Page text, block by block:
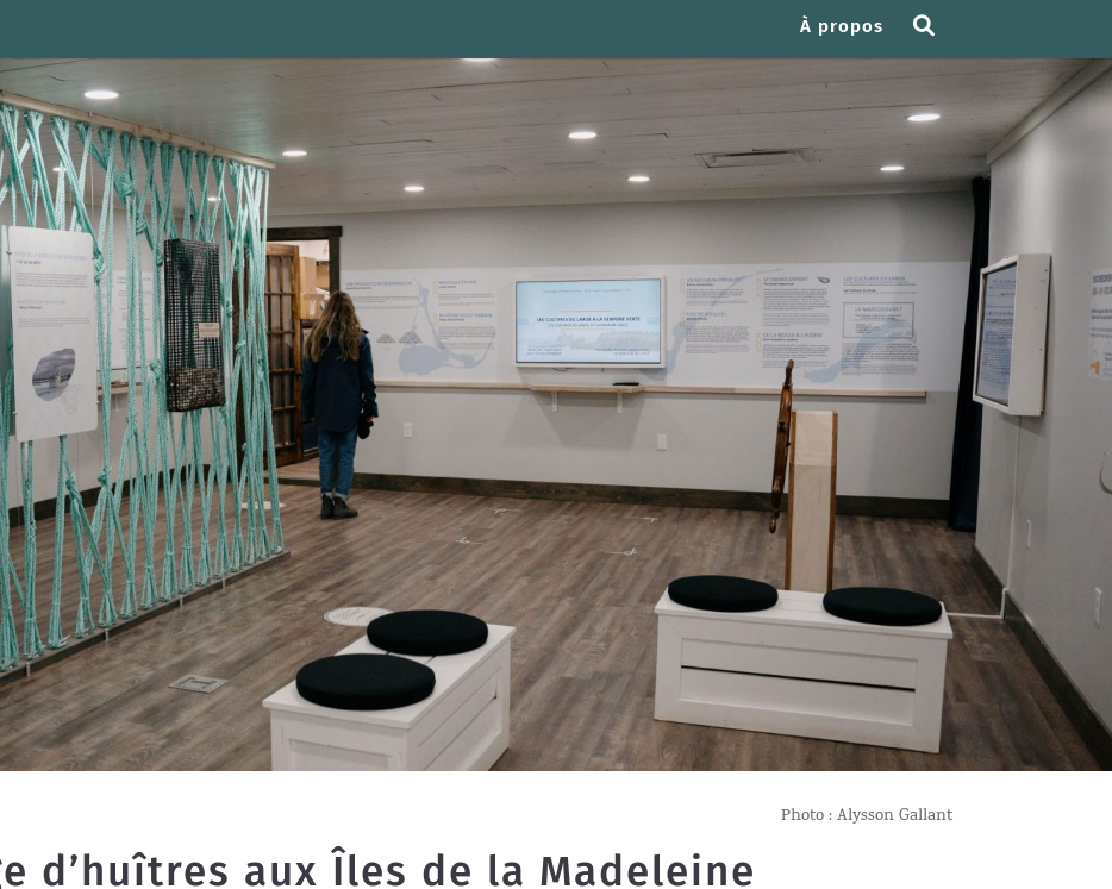
À propos
Photo : Alysson Gallant
d’huîtres aux Îles de la Madeleine